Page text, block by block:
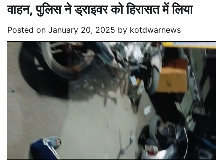
वाहन, पुलिस ने ड्राइवर को हिरासत में लिया
Posted on January 20, 2025 by kotdwarnews